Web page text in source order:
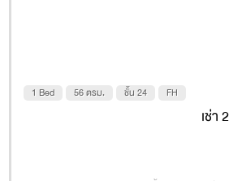
1 Bed 56 ตรม. ชั้น 24 FH
เช่า